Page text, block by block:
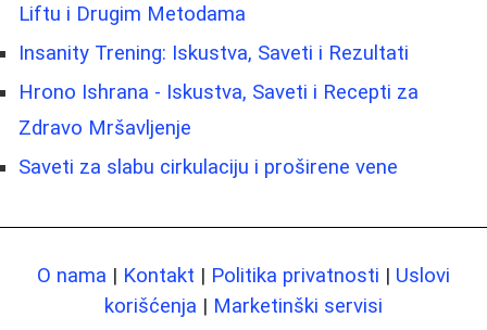
Liftu i Drugim Metodama
Insanity Trening: Iskustva, Saveti i Rezultati
Hrono Ishrana - Iskustva, Saveti i Recepti za
Zdravo Mršavljenje
Saveti za slabu cirkulaciju i proširene vene
O nama | Kontakt | Politika privatnosti | Uslovi
korišćenja | Marketinški servisi